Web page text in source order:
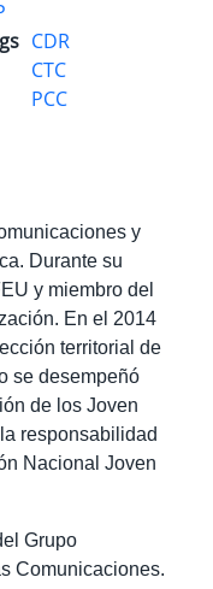
CDR
CTC
PCC
y
Durante su
y miembro del
En el 2014
territorial de
se desempeñó
de los Joven
responsabilidad
Nacional Joven
Grupo
Comunicaciones.